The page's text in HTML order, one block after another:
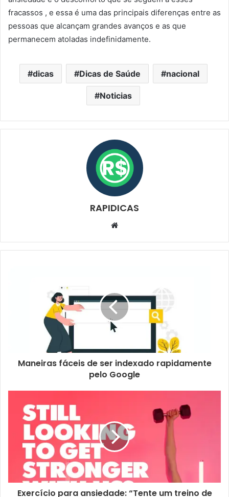
fracassos , e essa é uma das principais diferenças entre as
pessoas que alcançam grandes avanços e as que
permanecem atoladas indefinidamente.
dicas Dicas de Saúde nacional
Noticias
RAPIDICAS
Website
Maneiras fáceis de ser indexado rapidamente
pelo Google
Exercício para ansiedade: “Tente um treino de